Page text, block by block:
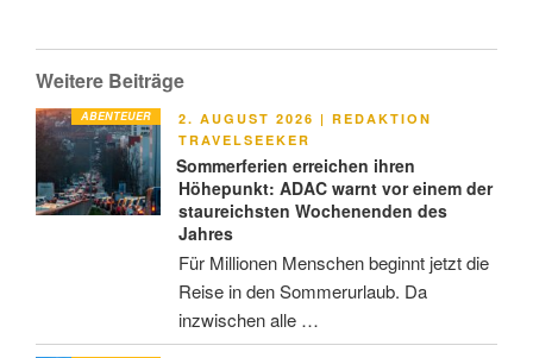
Weitere Beiträge
ABENTEUER
VERÖFFENTLICHT
AM
2. AUGUST 2026 | REDAKTION
TRAVELSEEKER
Sommerferien erreichen ihren
Höhepunkt: ADAC warnt vor einem der
staureichsten Wochenenden des
Jahres
Für Millionen Menschen beginnt jetzt die
Reise in den Sommerurlaub. Da
inzwischen alle …